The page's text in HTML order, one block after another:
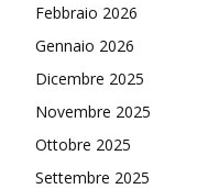
Febbraio 2026
Gennaio 2026
Dicembre 2025
Novembre 2025
Ottobre 2025
Settembre 2025